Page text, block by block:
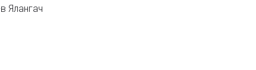
Ялангач